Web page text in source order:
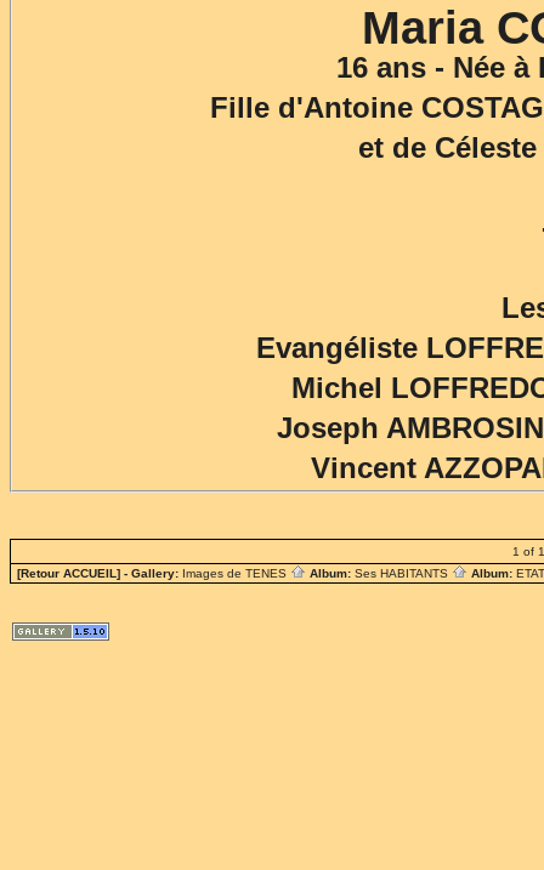
Maria
16 ans - Née à
Fille d'Antoine
et de
Evangéliste
Michel
Joseph
Vincent
1 of
[Retour ACCUEIL] - Gallery: Images de TENES Album: Ses HABITANTS Album: